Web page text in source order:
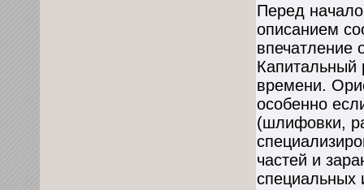
Перед
описанием
впечатление
Капитальный
времени.
особенно
(шлифовки,
частей и
специальных